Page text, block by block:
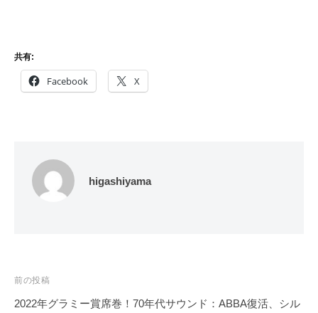
共有:
Facebook X
higashiyama
投
稿
前の投稿
2022年グラミー賞席巻！70年代サウンド：ABBA復活、シル